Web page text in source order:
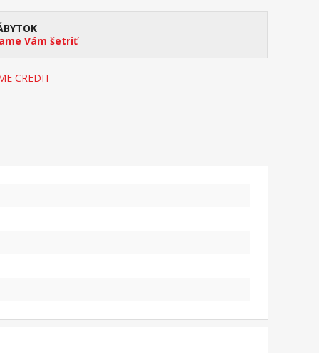
Vám šetriť
CREDIT